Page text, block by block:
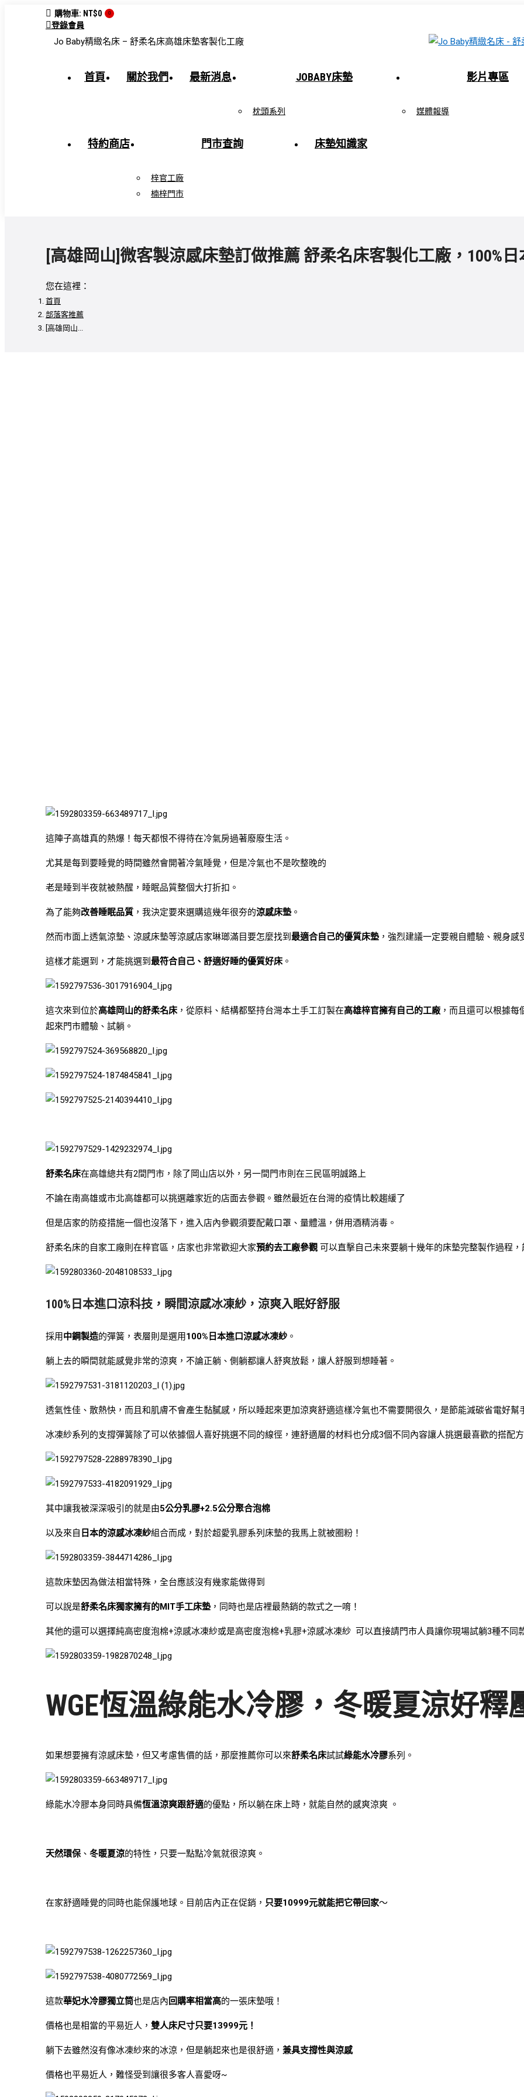
購物車: NT$0 0
登錄會員
Jo Baby精緻名床 – 舒柔名床高雄床墊客製化工廠
首頁 關於我們 最新消息 JOBABY床墊
枕頭系列
影片專區
媒體報導
特約商店 門市查詢
梓官工廠
楠梓門市
床墊知識家
[高雄岡山]微客製涼感床墊訂做推薦 舒柔名床客製化工廠，100%
您在這裡：
首頁
部落客推薦
[高雄岡山...
這陣子高雄真的熱爆！每天都恨不得待在冷氣房過著廢廢生活。
尤其是每到要睡覺的時間雖然會開著冷氣睡覺，但是冷氣也不是吹整晚的
老是睡到半夜就被熱醒，睡眠品質整個大打折扣。
為了能夠改善睡眠品質 ，我決定要來選購這幾年很夯的涼感床墊。
然而市面上透氣涼墊、涼感床墊等涼感店家琳瑯滿目要怎麼找到 最適合自己的優質床墊，強烈建議一定要親自體驗、親身感
這樣才能選到，才能挑選到 最符合自己、舒適好睡的優質好床 。
這次來到位於高雄岡山的舒柔名床 ，從原料、結構都堅持台灣本土手工訂製在高雄梓官擁有自己的工廠 ，而且還可以根據
起來門市體驗、試躺。
舒柔名床在高雄總共有2間門市，除了岡山店以外，另一間門市則在三民區明誠路上
不論在南高雄或市北高雄都可以挑選離家近的店面去參觀。雖然最近在台灣的疫情比較趨緩了
但是店家的防疫措施一個也沒落下，進入店內參觀須要配戴口罩、量體溫，併用酒精消毒。
舒柔名床的自家工廠則在梓官區，店家也非常歡迎大家預約去工廠參觀 可以直擊自己未來要躺十幾年的床墊完整製作過程
100%日本進口涼科技，瞬間涼感冰凍紗，涼爽入眠好舒服
採用中鋼製造的彈簧，表層則是選用100%日本進口涼感冰凍紗 。
躺上去的瞬間就能感覺非常的涼爽，不論正躺、側躺都讓人舒爽放鬆，讓人舒服到想睡著。
透氣性佳、散熱快，而且和肌膚不會產生黏膩感，所以睡起來更加涼爽舒適這樣冷氣也不需要開很久，是節能減碳省電好幫
冰凍紗系列的支撐彈簧除了可以依據個人喜好挑選不同的線徑，連舒適層的材料也分成3個不同內容讓人挑選最喜歡的搭配方
其中讓我被深深吸引的就是由5公分乳膠+2.5公分聚合泡棉
以及來自 日本的涼感冰凍紗組合而成，對於超愛乳膠系列床墊的我馬上就被圈粉！
這款床墊因為做法相當特殊，全台應該沒有幾家能做得到
可以說是舒柔名床獨家擁有的MIT手工床墊，同時也是店裡最熱銷的款式之一唷！
其他的還可以選擇純高密度泡棉+涼感冰凍紗或是高密度泡棉+乳膠+涼感冰凍紗 可以直接請門市人員讓你現場試躺3種不同
WGE恆溫綠能水冷膠，冬暖夏涼好釋
如果想要擁有涼感床墊，但又考慮售價的話，那麼推薦你可以來舒柔名床試試綠能水冷膠系列。
綠能水冷膠本身同時具備恆溫涼爽跟舒適的優點，所以躺在床上時，就能自然的感爽涼爽 。
天然環保 、 冬暖夏涼的特性，只要一點點冷氣就很涼爽。
在家舒適睡覺的同時也能保護地球。目前店內正在促銷， 只要10999元就能把它帶回家～
這款華妃水冷膠獨立筒也是店內 回購率相當高的一張床墊哦！
價格也是相當的平易近人， 雙人床尺寸只要13999元！
躺下去雖然沒有像冰凍紗來的冰涼，但是躺起來也是很舒適， 兼具支撐性與涼感
價格也平易近人，難怪受到讓很多客人喜愛呀~